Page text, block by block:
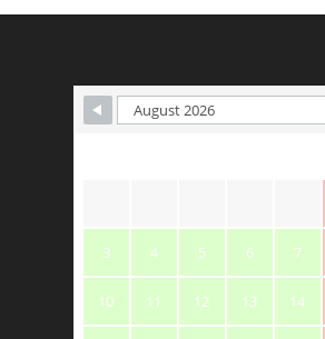
3 4 5 6 7
10 11 12 13 14